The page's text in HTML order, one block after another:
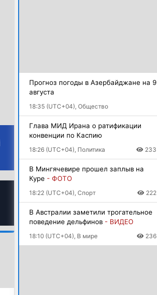
Прогноз погоды в Азербайджане на 9
августа
18:35 (UTC+04), Общество
Глава МИД Ирана о ратификации
конвенции по Каспию
18:26 (UTC+04), Политика 233
В Мингячевире прошел заплыв на
Куре - ФОТО
18:22 (UTC+04), Спорт 222
В Австралии заметили трогательное
поведение дельфинов - ВИДЕО
18:10 (UTC+04), В мире 236